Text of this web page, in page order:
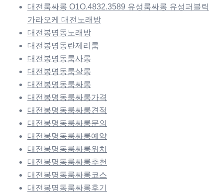
대전룸싸롱 O1O.4832.3589 유성룸싸롱 유성퍼블릭
가라오케 대전노래방
대전봉명동노래방
대전봉명동란제리룸
대전봉명동룸사롱
대전봉명동룸살롱
대전봉명동룸싸롱
대전봉명동룸싸롱가격
대전봉명동룸싸롱견적
대전봉명동룸싸롱문의
대전봉명동룸싸롱예약
대전봉명동룸싸롱위치
대전봉명동룸싸롱추천
대전봉명동룸싸롱코스
대전봉명동룸싸롱후기